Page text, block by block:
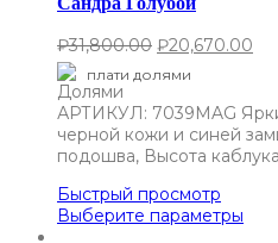
₽31,800.00 ₽20,670.00
плати долями
АРТИКУЛ: 7039MAG
черной кожи и синей
подошва, Высота
Быстрый просмотр
Выберите параметры